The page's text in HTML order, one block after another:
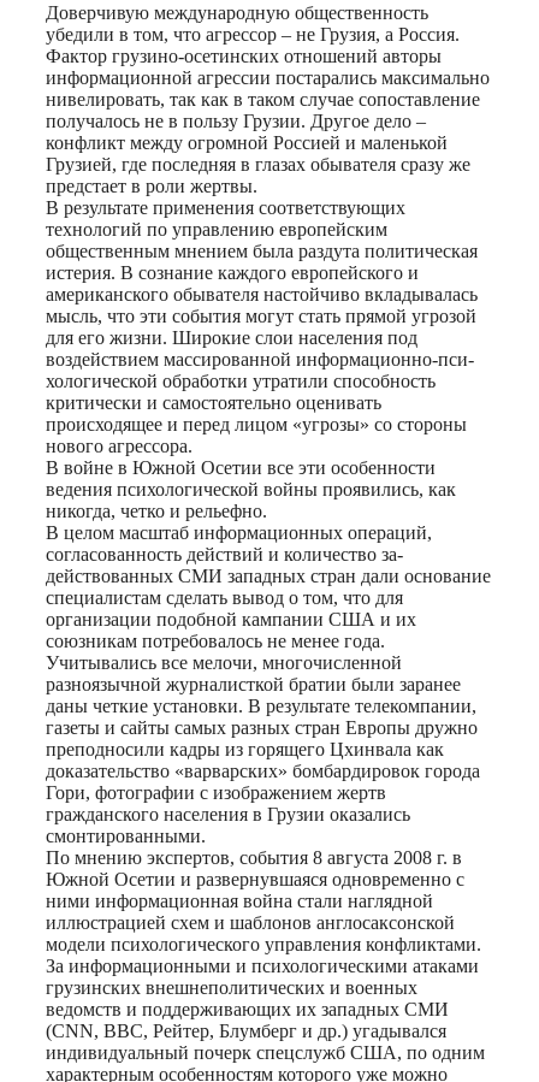
Доверчивую международную общественность
убедили в том, что агрессор – не Грузия, а Россия.
Фактор грузино-осетинских отношений авторы
информационной агрессии постарались максимально
нивелировать, так как в таком случае сопоставление
получалось не в пользу Грузии. Другое дело –
конфликт между огромной Россией и маленькой
Грузией, где последняя в глазах обывателя сразу же
предстает в роли жертвы.
В результате применения соответствующих
технологий по управлению европейским
общественным мнением была раздута политическая
истерия. В сознание каждого европейского и
американского обывателя настойчиво вкладывалась
мысль, что эти события могут стать прямой угрозой
для его жизни. Широкие слои населения под
воздействием массированной информационно-пси-
хологической обработки утратили способность
критически и самостоятельно оценивать
происходящее и перед лицом «угрозы» со стороны
нового агрессора.
В войне в Южной Осетии все эти особенности
ведения психологической войны проявились, как
никогда, четко и рельефно.
В целом масштаб информационных операций,
согласованность действий и количество за-
действованных СМИ западных стран дали основание
специалистам сделать вывод о том, что для
организации подобной кампании США и их
союзникам потребовалось не менее года.
Учитывались все мелочи, многочисленной
разноязычной журналисткой братии были заранее
даны четкие установки. В результате телекомпании,
газеты и сайты самых разных стран Европы дружно
преподносили кадры из горящего Цхинвала как
доказательство «варварских» бомбардировок города
Гори, фотографии с изображением жертв
гражданского населения в Грузии оказались
смонтированными.
По мнению экспертов, события 8 августа 2008 г. в
Южной Осетии и развернувшаяся одновременно с
ними информационная война стали наглядной
иллюстрацией схем и шаблонов англосаксонской
модели психологического управления конфликтами.
За информационными и психологическими атаками
грузинских внешнеполитических и военных
ведомств и поддерживающих их западных СМИ
(CNN, BBC, Рейтер, Блумберг и др.) угадывался
индивидуальный почерк спецслужб США, по одним
характерным особенностям которого уже можно